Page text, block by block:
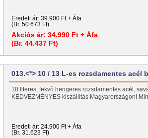
Eredeti ár: 39.900 Ft + Áfa
(Br. 50.673 Ft)
Akciós ár: 34.990 Ft + Áfa
(Br. 44.437 Ft)
013.<*> 10 / 13 L-es rozsdamentes acél
10 literes, fekvő hengeres rozsdamentes acél,
KEDVEZMÉNYES kiszállítás Magyarországon!
Eredeti ár: 24.900 Ft + Áfa
(Br. 31.623 Ft)